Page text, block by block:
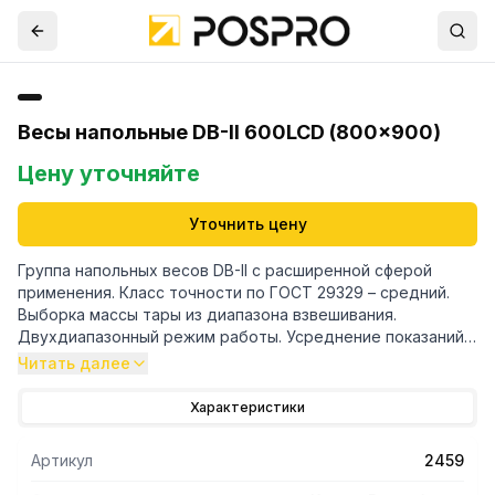
Весы напольные DB-II 600LCD (800x900)
Цену уточняйте
Уточнить цену
Группа напольных весов DB-II с расширенной сферой
применения. Класс точности по ГОСТ 29329 – средний.
Выборка массы тары из диапазона взвешивания.
Двухдиапазонный режим работы. Усреднение показаний
при нестабильной нагрузке. Счетный режим работы.
Взвешивание в процентах. Суммирование результатов.
Индикатор с поворотной головкой. Платформа из
нержавеющей стали. Мембранная клавиатура,
Читать далее
Характеристики
Артикул 2459